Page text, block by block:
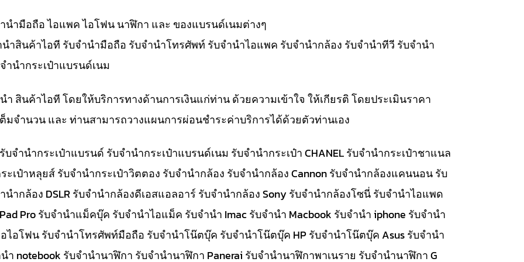
นำมือถือ ไอแพค ไอโฟน นาฬิกา และ ของแบรนด์เนมต่างๆ
ำสินค้าไอที รับจำนำมือถือ รับจำนำโทรศัพท์ รับจำนำไอแพค รับจำนำกล้อง รับจำนำทีวี รับจำนำ
นำกระเป๋าแบรนด์เนม
สินค้าไอที โดยให้บริการทางด้านการเงินแก่ท่าน ด้วยความเข้าใจ ให้เกียรติ โดยประเมินราคา
มจำนวน และ ท่านสามารถวางแผนการผ่อนชำระค่าบริการได้ด้วยตัวท่านเอง
จำนำกระเป๋าแบรนด์ รับจำนำกระเป๋าแบรนด์เนม รับจำนำกระเป๋า CHANEL รับจำนำกระเป๋าชาแนล
ระเป๋าหลุยส์ รับจำนำกระเป๋าวิตตอง รับจำนำกล้อง รับจำนำกล้อง Cannon รับจำนำกล้องแคนนอน รับ
ำกล้อง DSLR รับจำนำกล้องดีเอสแอลอาร์ รับจำนำกล้อง Sony รับจำนำกล้องโซนี่ รับจำนำไอแพด
Pro รับจำนำแม็คบุ๊ค รับจำนำไอแม็ค รับจำนำ Imac รับจำนำ Macbook รับจำนำ iphone รับจำนำ
อโฟน รับจำนำโทรศัพท์มือถือ รับจำนำโน๊ตบุ๊ค รับจำนำโน๊ตบุ๊ค HP รับจำนำโน๊ตบุ๊ค Asus รับจำนำ
notebook รับจำนำนาฬิกา รับจำนำนาฬิกา Panerai รับจำนำนาฬิกาพาเนราย รับจำนำนาฬิกา G